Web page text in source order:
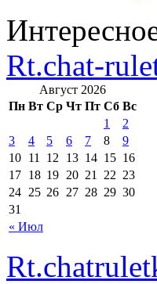
Rt.chat-
Август 2026
Пн Вт Ср Чт Пт Сб Вс
« Июл
1
2
3
4 5 6 7 8
9
10 11 12 13 14 15 16
17 18 19 20 21 22 23
24 25 26 27 28 29 30
31